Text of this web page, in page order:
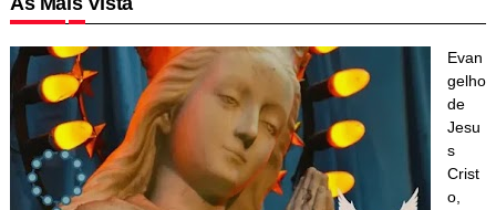
Evan
gelho
de
Jesu
s
Crist
o,